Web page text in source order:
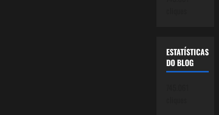
ESTATÍSTICAS
DO BLOG